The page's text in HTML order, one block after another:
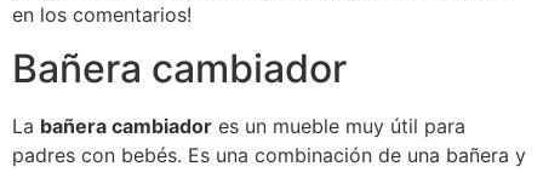
en los comentarios!
Bañera cambiador
La bañera cambiador es un mueble muy útil para
padres con bebés. Es una combinación de una bañera y